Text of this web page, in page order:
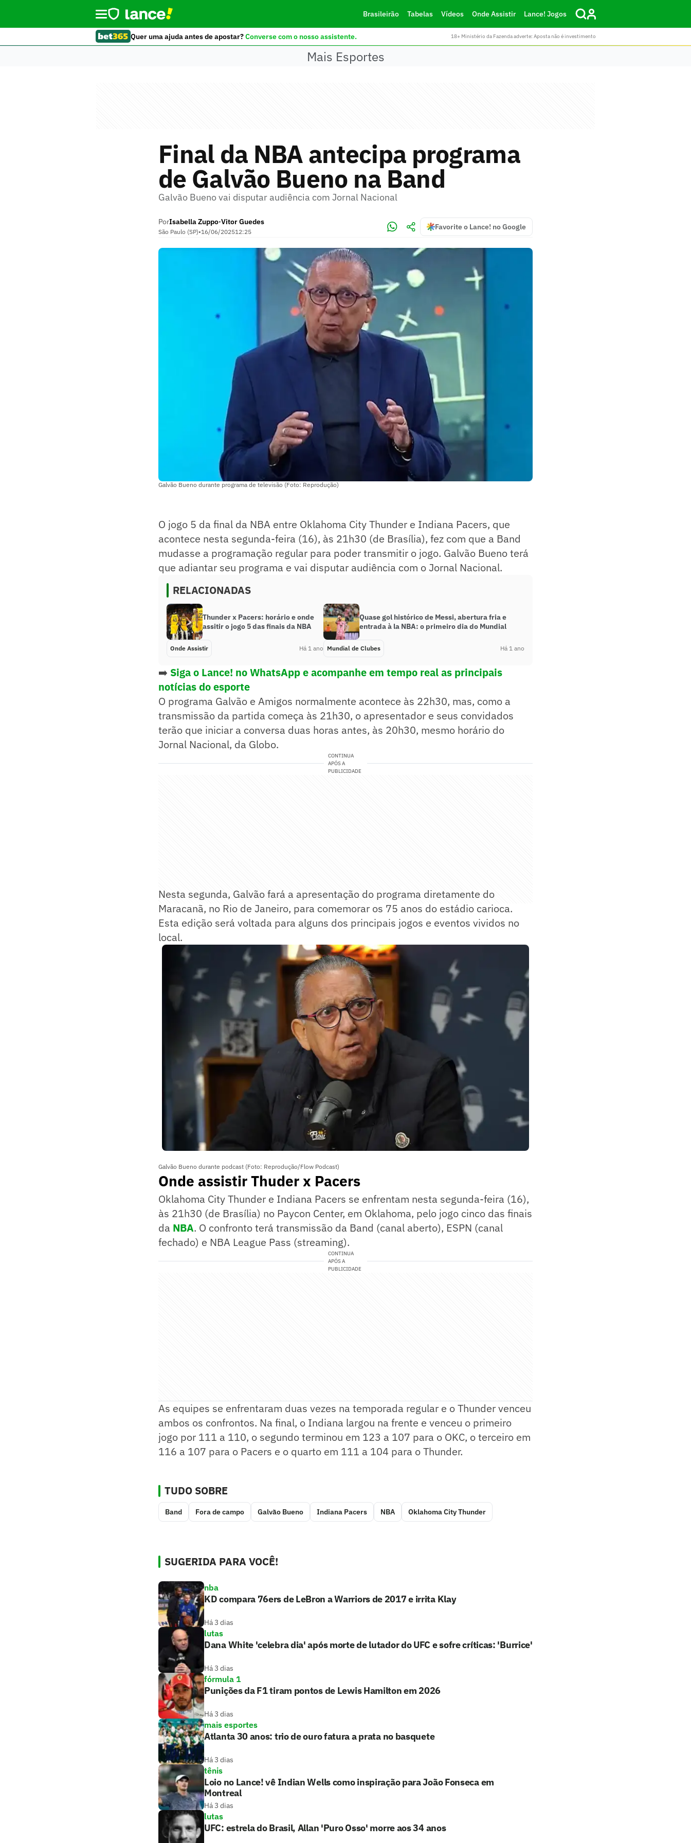
Brasileirão Tabelas Vídeos Onde Assistir Lance! Jogos
Quer uma ajuda antes de apostar?Converse com o nosso assistente. 18+ Ministério da Fazenda adverte: Aposta não é investimento
Mais Esportes
Final da NBA antecipa programa
de Galvão Bueno na Band
Galvão Bueno vai disputar audiência com Jornal Nacional
PorIsabella Zuppo•Vitor Guedes
São Paulo (SP)•16/06/202512:25
Favorite o Lance! no Google
Galvão Bueno durante programa de televisão (Foto: Reprodução)
O jogo 5 da final da NBA entre Oklahoma City Thunder e Indiana Pacers, que
acontece nesta segunda-feira (16), às 21h30 (de Brasília), fez com que a Band
mudasse a programação regular para poder transmitir o jogo. Galvão Bueno terá
que adiantar seu programa e vai disputar audiência com o Jornal Nacional.
RELACIONADAS
Thunder x Pacers: horário e onde
assitir o jogo 5 das finais da NBA
Onde Assistir Há 1 ano
Quase gol histórico de Messi, abertura fria e
entrada à la NBA: o primeiro dia do Mundial
Mundial de Clubes Há 1 ano
➡️ Siga o Lance! no WhatsApp e acompanhe em tempo real as principais
notícias do esporte
O programa Galvão e Amigos normalmente acontece às 22h30, mas, como a
transmissão da partida começa às 21h30, o apresentador e seus convidados
terão que iniciar a conversa duas horas antes, às 20h30, mesmo horário do
Jornal Nacional, da Globo.
CONTINUA
APÓS A
PUBLICIDADE
Nesta segunda, Galvão fará a apresentação do programa diretamente do
Maracanã, no Rio de Janeiro, para comemorar os 75 anos do estádio carioca.
Esta edição será voltada para alguns dos principais jogos e eventos vividos no
local.
Galvão Bueno durante podcast (Foto: Reprodução/Flow Podcast)
Onde assistir Thuder x Pacers
Oklahoma City Thunder e Indiana Pacers se enfrentam nesta segunda-feira (16),
às 21h30 (de Brasília) no Paycon Center, em Oklahoma, pelo jogo cinco das finais
da NBA. O confronto terá transmissão da Band (canal aberto), ESPN (canal
fechado) e NBA League Pass (streaming).
CONTINUA
APÓS A
PUBLICIDADE
As equipes se enfrentaram duas vezes na temporada regular e o Thunder venceu
ambos os confrontos. Na final, o Indiana largou na frente e venceu o primeiro
jogo por 111 a 110, o segundo terminou em 123 a 107 para o OKC, o terceiro em
116 a 107 para o Pacers e o quarto em 111 a 104 para o Thunder.
TUDO SOBRE
Band Fora de campo Galvão Bueno Indiana Pacers NBA Oklahoma City Thunder
SUGERIDA PARA VOCÊ!
nba
KD compara 76ers de LeBron a Warriors de 2017 e irrita Klay
Há 3 dias
lutas
Dana White 'celebra dia' após morte de lutador do UFC e sofre críticas: 'Burrice'
Há 3 dias
fórmula 1
Punições da F1 tiram pontos de Lewis Hamilton em 2026
Há 3 dias
mais esportes
Atlanta 30 anos: trio de ouro fatura a prata no basquete
Há 3 dias
tênis
Loio no Lance! vê Indian Wells como inspiração para João Fonseca em
Montreal
Há 3 dias
lutas
UFC: estrela do Brasil, Allan 'Puro Osso' morre aos 34 anos